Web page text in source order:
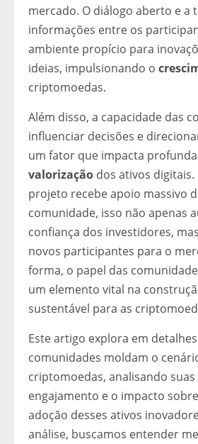
mercado. O diálogo aberto e a
informações entre os
ambiente propício para
ideias, impulsionando o
criptomoedas.
Além disso, a capacidade das
influenciar decisões e
um fator que impacta
valorização dos ativos
projeto recebe apoio massivo
comunidade, isso não apenas
confiança dos investidores,
novos participantes para o
forma, o papel das
um elemento vital na
sustentável para as
Este artigo explora em
comunidades moldam o
criptomoedas, analisando
engajamento e o impacto
adoção desses ativos
análise, buscamos entender